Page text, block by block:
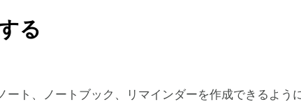
る
ート、ノートブック、リマインダーを作成できるよう